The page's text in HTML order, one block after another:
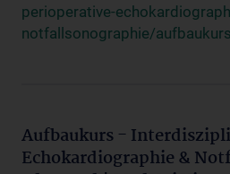
perioperative-
notfallsonographie/
Aufbaukurs -
Echokardiographie &